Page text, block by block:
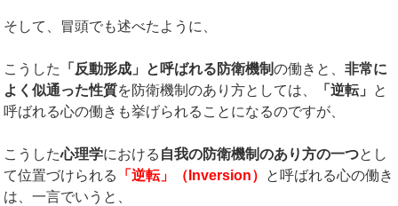
そして、冒頭でも述べたように、
こうした 「反動形成」と呼ばれる防衛機制の働きと、非常に
よく似通った性質を防衛機制のあり方としては、 「逆転」 と
呼ばれる心の働きも挙げられることになるのですが、
こうした心理学における 自我の防衛機制のあり方の一つとし
て位置づけられる
「逆転」（ Inversion） と呼ばれる心の働き
は、一言でいうと、